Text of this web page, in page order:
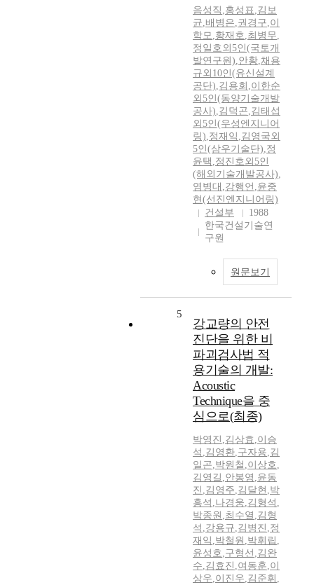
음성직 ,홍성표,김보
균,배병은,권경구,이
학모,황재호,최병무,
정일호외5인(국토개
발연구원),안황,채용
규외10인(유신설계
공단),김용회 ,이한순
외5인(동양기술개발
공사),김덕곤,김태섭
외5인(우성엔지니어
링),정재익 ,김영국외
5인(삼우기술단),정
윤택 ,정진호외5인
(해외기술개발공사),
염병대 ,강행언 ,윤중
현(선진엔지니어링)
건설부
1988
한국건설기술연
구원
원문보기
5
강교량의 안전
진단을 위한 비
파괴검사법 적
용기술의 개발:
Acoustic
Technique을 중
심으로(최종)
박영진 ,김상효 ,이승
석 ,김영환,구자용,김
일곤,박원철 ,이상호,
김영길 ,안봉영 ,윤동
진 ,김영주,김달현 ,박
흥석 ,나경웅,김형석 ,
박종원 ,최수열 ,김형
석 ,강용규,김병진 ,정
재익 ,박철원 ,박휘립 ,
윤성호,구형선 ,김완
수,김효진 ,여동훈,이
상우,이진우,김준휘 ,